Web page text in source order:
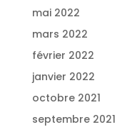
mai 2022
mars 2022
février 2022
janvier 2022
octobre 2021
septembre 2021